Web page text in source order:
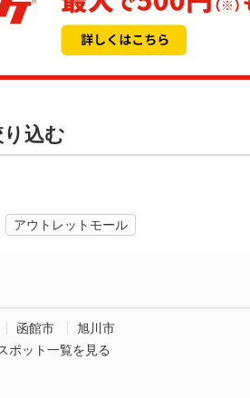
込む
アウトレットモール
函館市
旭川市
ポット一覧を見る